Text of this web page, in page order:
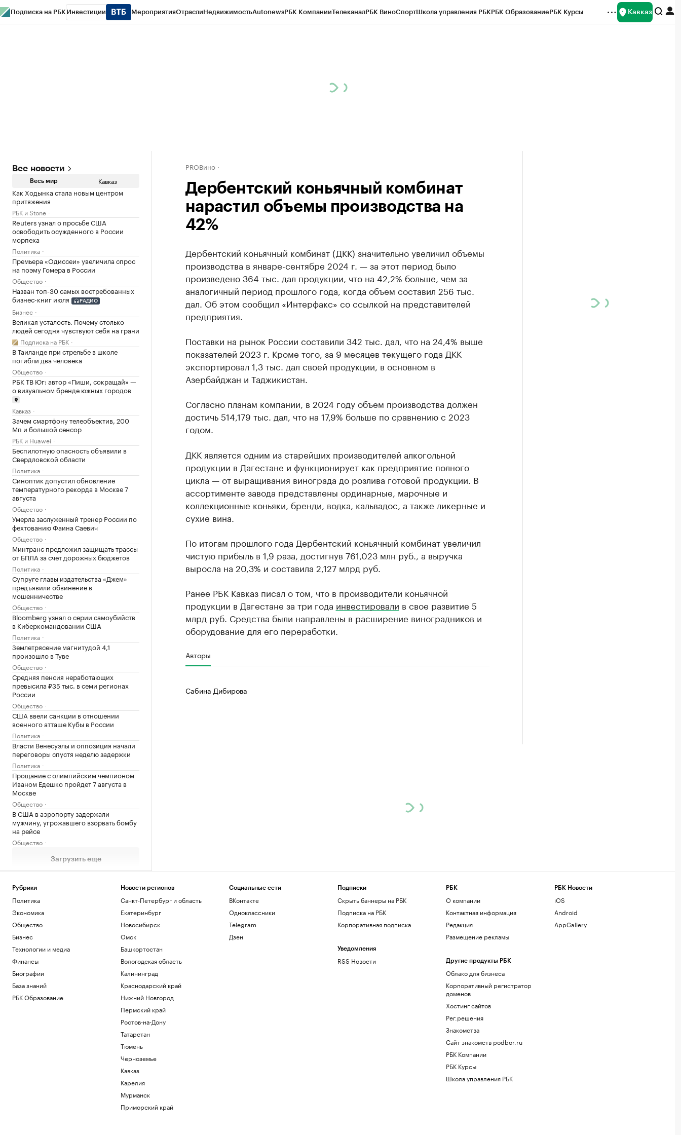
Подписка на РБК Инвестиции МероприятияОтраслиНедвижимостьAutonewsРБК КомпанииТелеканалРБК ВиноСпортШкола управления РБКРБК ОбразованиеРБК Курсы Кавказ
Все новости
Весь мир Кавказ
Как Ходынка стала новым центром
притяжения
РБК и Stone
Reuters узнал о просьбе США
освободить осужденного в России
морпеха
Политика
Премьера «Одиссеи» увеличила спрос
на поэму Гомера в России
Общество
Назван топ-30 самых востребованных
бизнес-книг июля
РАДИО
Бизнес
Великая усталость. Почему столько
людей сегодня чувствуют себя на грани
Подписка на РБК
В Таиланде при стрельбе в школе
погибли два человека
Общество
РБК ТВ Юг: автор «Пиши, сокращай» —
о визуальном бренде южных городов
Кавказ
Зачем смартфону телеобъектив, 200
Мп и большой сенсор
РБК и Huawei
Беспилотную опасность объявили в
Свердловской области
Политика
Синоптик допустил обновление
температурного рекорда в Москве 7
августа
Общество
Умерла заслуженный тренер России по
фехтованию Фаина Саевич
Общество
Минтранс предложил защищать трассы
от БПЛА за счет дорожных бюджетов
Политика
Супруге главы издательства «Джем»
предъявили обвинение в
мошенничестве
Общество
Bloomberg узнал о серии самоубийств
в Киберкомандовании США
Политика
Землетрясение магнитудой 4,1
произошло в Туве
Общество
Средняя пенсия неработающих
превысила ₽35 тыс. в семи регионах
России
Общество
США ввели санкции в отношении
военного атташе Кубы в России
Политика
Власти Венесуэлы и оппозиция начали
переговоры спустя неделю задержки
Политика
Прощание с олимпийским чемпионом
Иваном Едешко пройдет 7 августа в
Москве
Общество
В США в аэропорту задержали
мужчину, угрожавшего взорвать бомбу
на рейсе
Общество
Загрузить еще
PROВино
Дербентский коньячный комбинат
нарастил объемы производства на
42%
Дербентский коньячный комбинат (ДКК) значительно увеличил объемы
производства в январе-сентябре 2024 г. — за этот период было
произведено 364 тыс. дал продукции, что на 42,2% больше, чем за
аналогичный период прошлого года, когда объем составил 256 тыс.
дал. Об этом сообщил «Интерфакс» со ссылкой на представителей
предприятия.
Поставки на рынок России составили 342 тыс. дал, что на 24,4% выше
показателей 2023 г. Кроме того, за 9 месяцев текущего года ДКК
экспортировал 1,3 тыс. дал своей продукции, в основном в
Азербайджан и Таджикистан.
Согласно планам компании, в 2024 году объем производства должен
достичь 514,179 тыс. дал, что на 17,9% больше по сравнению с 2023
годом.
ДКК является одним из старейших производителей алкогольной
продукции в Дагестане и функционирует как предприятие полного
цикла — от выращивания винограда до розлива готовой продукции. В
ассортименте завода представлены ординарные, марочные и
коллекционные коньяки, бренди, водка, кальвадос, а также ликерные и
сухие вина.
По итогам прошлого года Дербентский коньячный комбинат увеличил
чистую прибыль в 1,9 раза, достигнув 761,023 млн руб., а выручка
выросла на 20,3% и составила 2,127 млрд руб.
Ранее РБК Кавказ писал о том, что в производители коньячной
продукции в Дагестане за три года инвестировали в свое развитие 5
млрд руб. Средства были направлены в расширение виноградников и
оборудование для его переработки.
Авторы
Сабина Дибирова
Рубрики
Политика
Экономика
Общество
Бизнес
Технологии и медиа
Финансы
Биографии
База знаний
РБК Образование
Новости регионов
Санкт-Петербург и область
Екатеринбург
Новосибирск
Омск
Башкортостан
Вологодская область
Калининград
Краснодарский край
Нижний Новгород
Пермский край
Ростов-на-Дону
Татарстан
Тюмень
Черноземье
Кавказ
Карелия
Мурманск
Приморский край
Социальные сети
ВКонтакте
Одноклассники
Telegram
Дзен
Подписки
Скрыть баннеры на РБК
Подписка на РБК
Корпоративная подписка
Уведомления
RSS Новости
РБК
О компании
Контактная информация
Редакция
Размещение рекламы
Другие продукты РБК
Облако для бизнеса
Корпоративный регистратор
доменов
Хостинг сайтов
Рег.решения
Знакомства
Сайт знакомств podbor.ru
РБК Компании
РБК Курсы
Школа управления РБК
РБК Новости
iOS
Android
AppGallery